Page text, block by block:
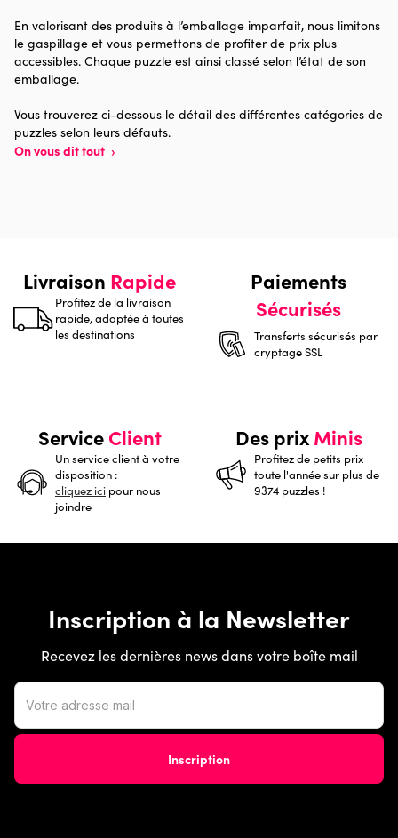
Provenance Made in France
Dimensions
En valorisant des produits à l’emballage imparfait, nous limitons
le gaspillage et vous permettons de profiter de prix plus
accessibles. Chaque puzzle est ainsi classé selon l’état de son
emballage.
Vous trouverez ci-dessous le détail des différentes catégories de
puzzles selon leurs défauts.
On vous dit tout ›
Livraison Rapide
Profitez de la livraison
rapide, adaptée à toutes
les destinations
Paiements
Sécurisés
Transferts sécurisés par
cryptage SSL
ServiceClient
Un service client à votre
disposition :
cliquez ici pour nous
joindre
Des prixMinis
Profitez de petits prix
toute l'année sur plus de
9374 puzzles !
Inscription à la Newsletter
Recevez les dernières news dans votre boîte mail